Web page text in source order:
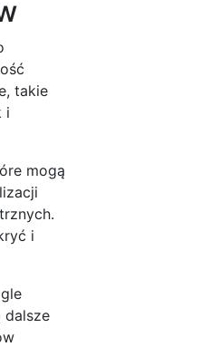
takie
i
mogą
i
dalsze